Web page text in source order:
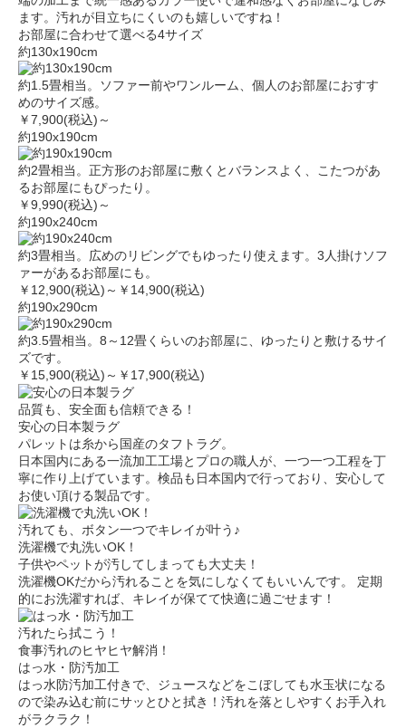
ます。汚れが目立ちにくいのも嬉しいですね！
お部屋に合わせて選べる4サイズ
約130x190cm
約1.5畳相当。ソファー前やワンルーム、個人のお部屋におすす
めのサイズ感。
￥7,900(税込)～
約190x190cm
約2畳相当。正方形のお部屋に敷くとバランスよく、こたつがあ
るお部屋にもぴったり。
￥9,990(税込)～
約190x240cm
約3畳相当。広めのリビングでもゆったり使えます。3人掛けソフ
ァーがあるお部屋にも。
￥12,900(税込)～￥14,900(税込)
約190x290cm
約3.5畳相当。8～12畳くらいのお部屋に、ゆったりと敷けるサイ
ズです。
￥15,900(税込)～￥17,900(税込)
品質も、安全面も信頼できる！
安心の日本製ラグ
パレットは糸から国産のタフトラグ。
日本国内にある一流加工工場とプロの職人が、一つ一つ工程を丁
寧に作り上げています。 検品も日本国内で行っており、安心して
お使い頂ける製品です。
汚れても、ボタン一つでキレイが叶う♪
洗濯機で丸洗いOK！
子供やペットが汚してしまっても大丈夫！
洗濯機OKだから汚れることを気にしなくてもいいんです。 定期
的にお洗濯すれば、キレイが保てて快適に過ごせます！
汚れたら拭こう！
食事汚れのヒヤヒヤ解消！
はっ水・防汚加工
はっ水防汚加工付きで、ジュースなどをこぼしても水玉状になる
ので染み込む前にサッとひと拭き！汚れを落としやすくお手入れ
がラクラク！